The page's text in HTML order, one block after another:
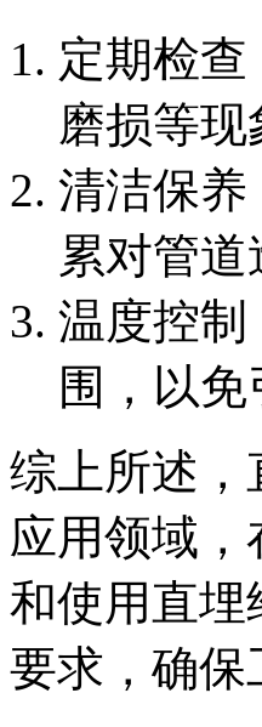
定期检
磨损等
清洁保养‌
累对管
温度控制‌
围，以
综上所述，
应用领域
和使用直埋
要求，确保